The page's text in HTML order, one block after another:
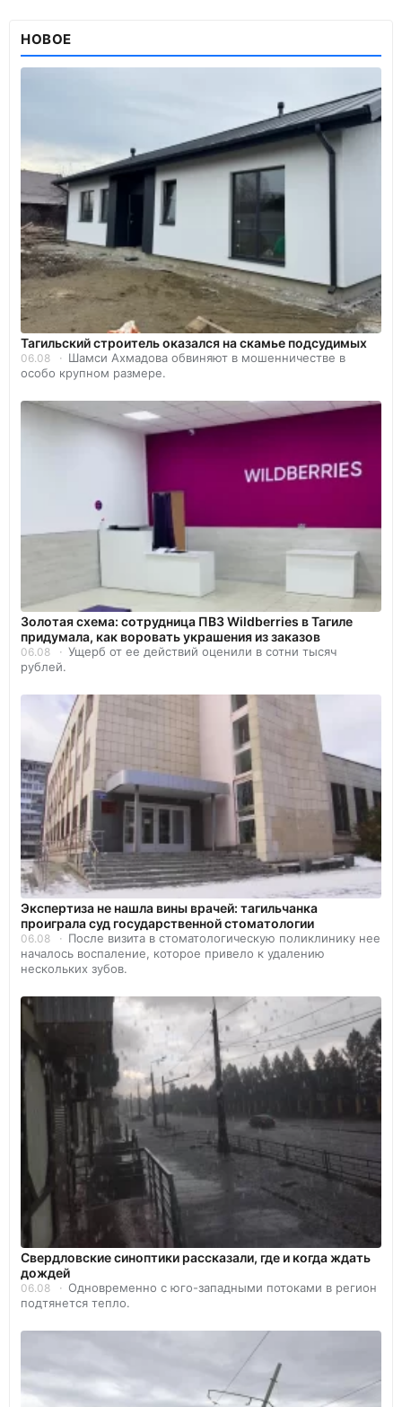
НОВОЕ
Тагильский строитель оказался на скамье подсудимых
06.08
Шамси Ахмадова обвиняют в мошенничестве в
особо крупном размере.
Золотая схема: сотрудница ПВЗ Wildberries в Тагиле
придумала, как воровать украшения из заказов
06.08
Ущерб от ее действий оценили в сотни тысяч
рублей.
Экспертиза не нашла вины врачей: тагильчанка
проиграла суд государственной стоматологии
06.08
После визита в стоматологическую поликлинику нее
началось воспаление, которое привело к удалению
нескольких зубов.
Свердловские синоптики рассказали, где и когда ждать
дождей
06.08
Одновременно с юго-западными потоками в регион
подтянется тепло.